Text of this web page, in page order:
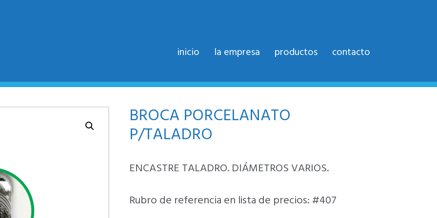
inicio la empresa productos contacto
BROCA PORCELANATO
P/TALADRO
ENCASTRE TALADRO. DIÁMETROS VARIOS.
Rubro de referencia en lista de precios: #407